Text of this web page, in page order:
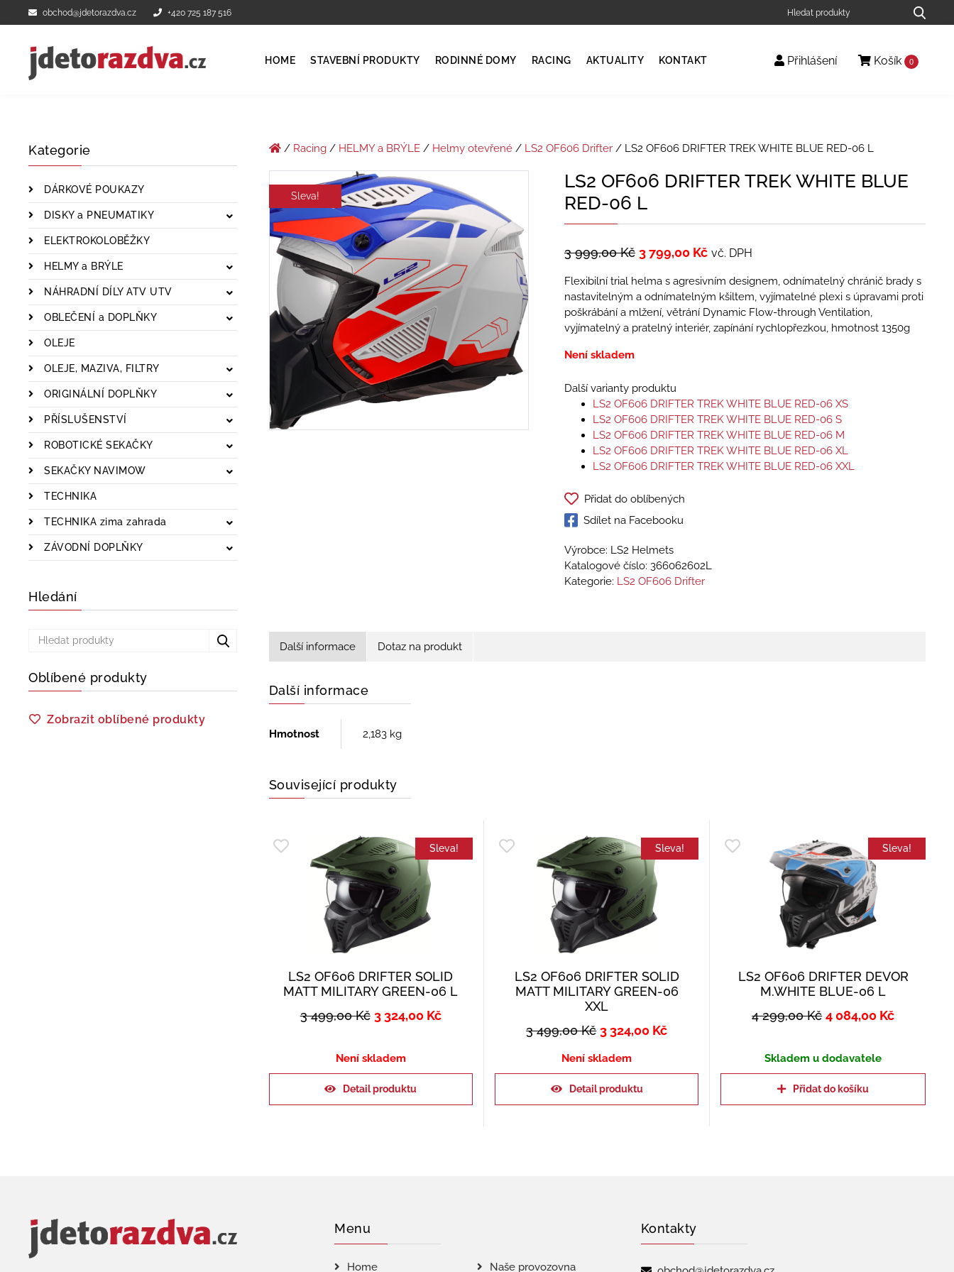
obchod@jdetorazdva.cz +420 725 187 516
HOME STAVEBNÍ PRODUKTY RODINNÉ DOMY RACING AKTUALITY KONTAKT Přihlášení Košík 0
Kategorie
DÁRKOVÉ POUKAZY
DISKY a PNEUMATIKY
ELEKTROKOLOBĚŽKY
HELMY a BRÝLE
NÁHRADNÍ DÍLY ATV UTV
OBLEČENÍ a DOPLŇKY
OLEJE
OLEJE, MAZIVA, FILTRY
ORIGINÁLNÍ DOPLŇKY
PŘÍSLUŠENSTVÍ
ROBOTICKÉ SEKAČKY
SEKAČKY NAVIMOW
TECHNIKA
TECHNIKA zima zahrada
ZÁVODNÍ DOPLŇKY
Hledání
Oblíbené produkty
Zobrazit oblíbené produkty
/ Racing/ HELMY a BRÝLE/ Helmy otevřené/ LS2 OF606 Drifter/ LS2 OF606 DRIFTER TREK WHITE BLUE RED-06 L
Sleva!
LS2 OF606 DRIFTER TREK WHITE BLUE
RED-06 L
3 999,00Kč 3 799,00 Kč vč. DPH
Flexibilní trial helma s agresivním designem, odnímatelný chránič brady s
nastavitelným a odnímatelným kšiltem, vyjímatelné plexi s úpravami proti
poškrábání a mlžení, větrání Dynamic Flow-­through Ventilation,
vyjímatelný a pratelný interiér, zapínání rychlopřezkou, hmotnost 1350g
Není skladem
Další varianty produktu
LS2 OF606 DRIFTER TREK WHITE BLUE RED-06 XS
LS2 OF606 DRIFTER TREK WHITE BLUE RED-06 S
LS2 OF606 DRIFTER TREK WHITE BLUE RED-06 M
LS2 OF606 DRIFTER TREK WHITE BLUE RED-06 XL
LS2 OF606 DRIFTER TREK WHITE BLUE RED-06 XXL
Přidat do oblíbených
Sdílet na Facebooku
Výrobce: LS2 Helmets
Katalogové číslo: 366062602L
Kategorie: LS2 OF606 Drifter
Další informace Dotaz na produkt
Další informace
Hmotnost 2,183 kg
Související produkty
Sleva!
LS2 OF606 DRIFTER SOLID
MATT MILITARY GREEN-06 L
3 499,00Kč 3 324,00 Kč
Není skladem
Detail produktu
Sleva!
LS2 OF606 DRIFTER SOLID
MATT MILITARY GREEN-06
XXL
3 499,00Kč 3 324,00 Kč
Není skladem
Detail produktu
Sleva!
LS2 OF606 DRIFTER DEVOR
M.WHITE BLUE-06 L
4 299,00Kč 4 084,00 Kč
Skladem u dodavatele
Přidat do košíku
Menu
Home Naše provozovna
Kontakty